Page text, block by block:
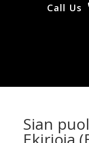
Call Us
Sian